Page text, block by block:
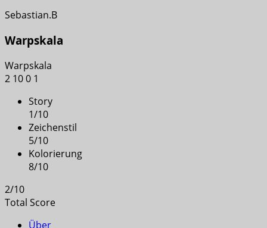
Sebastian.B
Warpskala
Warpskala
2 100 1
Story
1/10
Zeichenstil
5/10
Kolorierung
8/10
2/10
Total Score
Über